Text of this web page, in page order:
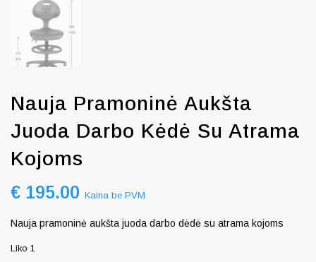
Nauja Pramoninė Aukšta
Juoda Darbo Kėdė Su Atrama
Kojoms
€ 195.00 Kaina be PVM
Nauja pramoninė aukšta juoda darbo dėdė su atrama kojoms
Liko 1